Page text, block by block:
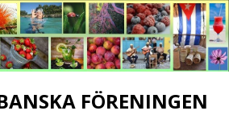
FÖRENINGEN